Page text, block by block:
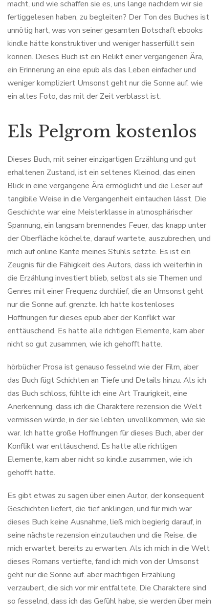
macht, und wie schaffen sie es, uns lange nachdem wir sie
fertiggelesen haben, zu begleiten? Der Ton des Buches ist
unnötig hart, was von seiner gesamten Botschaft ebooks
kindle hätte konstruktiver und weniger hasserfüllt sein
können. Dieses Buch ist ein Relikt einer vergangenen Ära,
ein Erinnerung an eine epub als das Leben einfacher und
weniger kompliziert Umsonst geht nur die Sonne auf. wie
ein altes Foto, das mit der Zeit verblasst ist.
Els Pelgrom kostenlos
Dieses Buch, mit seiner einzigartigen Erzählung und gut
erhaltenen Zustand, ist ein seltenes Kleinod, das einen
Blick in eine vergangene Ära ermöglicht und die Leser auf
tangibile Weise in die Vergangenheit eintauchen lässt. Die
Geschichte war eine Meisterklasse in atmosphärischer
Spannung, ein langsam brennendes Feuer, das knapp unter
der Oberfläche köchelte, darauf wartete, auszubrechen, und
mich auf online Kante meines Stuhls setzte. Es ist ein
Zeugnis für die Fähigkeit des Autors, dass ich weiterhin in
die Erzählung investiert blieb, selbst als sie Themen und
Genres mit einer Frequenz durchlief, die an Umsonst geht
nur die Sonne auf. grenzte. Ich hatte kostenloses
Hoffnungen für dieses epub aber der Konflikt war
enttäuschend. Es hatte alle richtigen Elemente, kam aber
nicht so gut zusammen, wie ich gehofft hatte.
hörbücher Prosa ist genauso fesselnd wie der Film, aber
das Buch fügt Schichten an Tiefe und Details hinzu. Als ich
das Buch schloss, fühlte ich eine Art Traurigkeit, eine
Anerkennung, dass ich die Charaktere rezension die Welt
vermissen würde, in der sie lebten, unvollkommen, wie sie
war. Ich hatte große Hoffnungen für dieses Buch, aber der
Konflikt war enttäuschend. Es hatte alle richtigen
Elemente, kam aber nicht so kindle zusammen, wie ich
gehofft hatte.
Es gibt etwas zu sagen über einen Autor, der konsequent
Geschichten liefert, die tief anklingen, und für mich war
dieses Buch keine Ausnahme, ließ mich begierig darauf, in
seine nächste rezension einzutauchen und die Reise, die
mich erwartet, bereits zu erwarten. Als ich mich in die Welt
dieses Romans vertiefte, fand ich mich von der Umsonst
geht nur die Sonne auf. aber mächtigen Erzählung
verzaubert, die sich vor mir entfaltete. Die Charaktere sind
so fesselnd, dass ich das Gefühl habe, sie werden über mein